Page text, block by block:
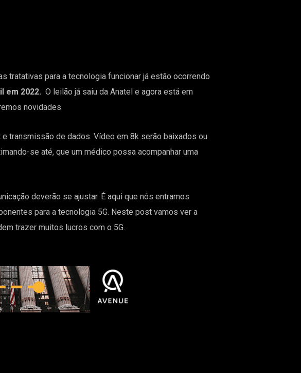
tratativas para a tecnologia funcionar já estão ocorrendo
em 2022. O leilão já saiu da Anatel e agora está em
novidades.
transmissão de dados. Vídeo em 8k serão baixados ou
se até, que um médico possa acompanhar uma
deverão se ajustar. É aqui que nós entramos
para a tecnologia 5G. Neste post vamos ver a
trazer muitos lucros com o 5G.